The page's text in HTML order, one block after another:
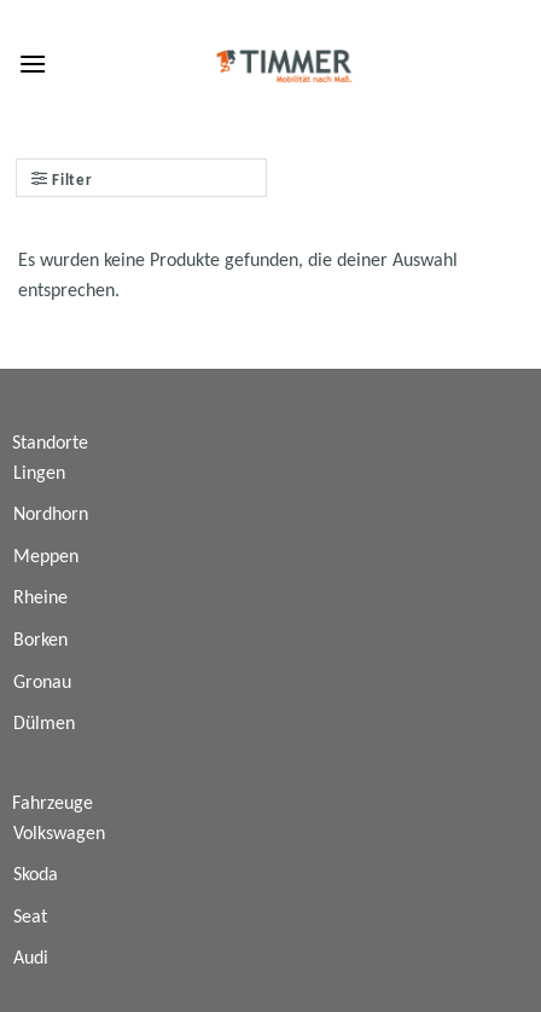
content
Filter
Es wurden keine Produkte gefunden, die deiner Auswahl
entsprechen.
Standorte
Lingen
Nordhorn
Meppen
Rheine
Borken
Gronau
Dülmen
Fahrzeuge
Volkswagen
Skoda
Seat
Audi